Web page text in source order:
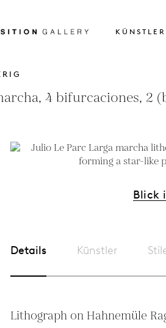
KÜNSTLER
4 bifurcaciones, 2
Blick
Details Künstler
Lithograph on Hahnemüle